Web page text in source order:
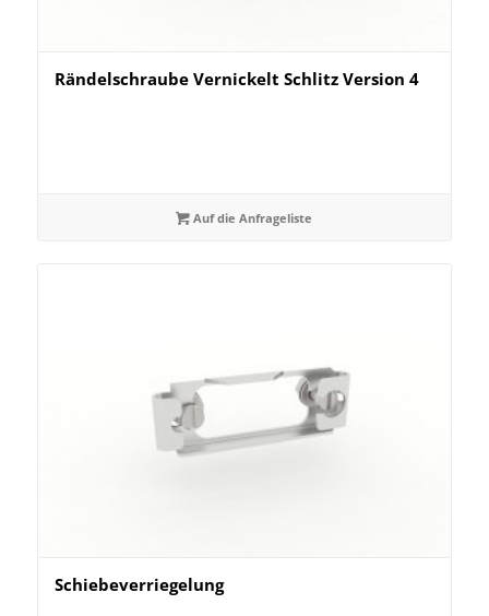
Rändelschraube Vernickelt Schlitz Version 4
Auf die Anfrageliste
Schiebeverriegelung